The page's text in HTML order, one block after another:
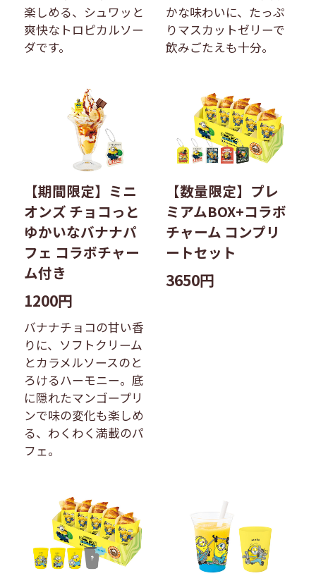
楽しめる、シュワッと
爽快なトロピカルソー
ダです。
かな味わいに、たっぷ
りマスカットゼリーで
飲みごたえも十分。
【期間限定】ミニ
オンズ チョコっと
ゆかいなバナナパ
フェ コラボチャー
ム付き
1200円
バナナチョコの甘い香
りに、ソフトクリーム
とカラメルソースのと
ろけるハーモニー。底
に隠れたマンゴープリ
ンで味の変化も楽しめ
る、わくわく満載のパ
フェ。
【数量限定】プレ
ミアムBOX+コラボ
チャーム コンプリ
ートセット
3650円